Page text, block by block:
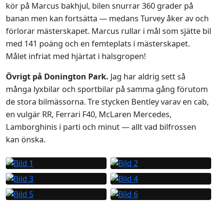
kör på Marcus bakhjul, bilen snurrar 360 grader på
banan men kan fortsätta — medans Turvey åker av och
förlorar mästerskapet. Marcus rullar i mål som sjätte bil
med 141 poäng och en femteplats i mästerskapet.
Målet infriat med hjärtat i halsgropen!
Övrigt på Donington Park. Jag har aldrig sett så
många lyxbilar och sportbilar på samma gång förutom
de stora bilmässorna. Tre stycken Bentley varav en cab,
en vulgär RR, Ferrari F40, McLaren Mercedes,
Lamborghinis i parti och minut — allt vad bilfrossen
kan önska.